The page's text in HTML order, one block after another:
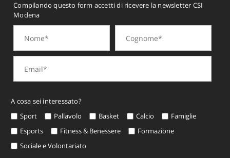
Compilando questo form accetti di ricevere la newsletter CSI
Modena
A cosa sei interessato?
Sport
Pallavolo Basket Calcio
Famiglie
Esports
Fitness & Benessere
Formazione
Sociale e Volontariato